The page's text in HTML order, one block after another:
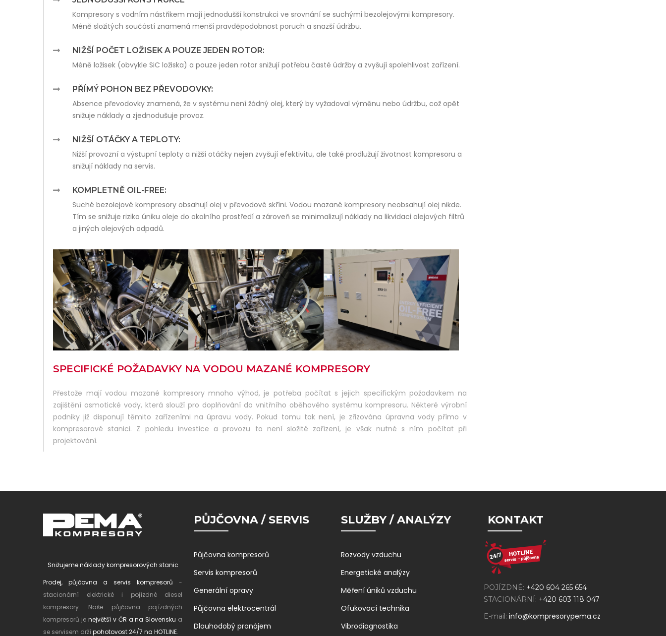
Kompresory s vodním nástřikem mají jednodušší konstrukci ve srovnání se suchými bezolejovými kompresory.
Méně složitých součástí znamená menší pravděpodobnost poruch a snazší údržbu.
NIŽŠÍ POČET LOŽISEK A POUZE JEDEN ROTOR:
Méně ložisek (obvykle SiC ložiska) a pouze jeden rotor snižují potřebu časté údržby a zvyšují spolehlivost zařízení.
PŘÍMÝ POHON BEZ PŘEVODOVKY:
Absence převodovky znamená, že v systému není žádný olej, který by vyžadoval výměnu nebo údržbu, což opět
snižuje náklady a zjednodušuje provoz.
NIŽŠÍ OTÁČKY A TEPLOTY:
Nižší provozní a výstupní teploty a nižší otáčky nejen zvyšují efektivitu, ale také prodlužují životnost kompresoru a
snižují náklady na servis.
KOMPLETNĚ OIL-FREE:
Suché bezolejové kompresory obsahují olej v převodové skříni. Vodou mazané kompresory neobsahují olej nikde.
Tím se snižuje riziko úniku oleje do okolního prostředí a zároveň se minimalizují náklady na likvidaci olejových filtrů
a jiných olejových odpadů.
SPECIFICKÉ POŽADAVKY NA VODOU MAZANÉ KOMPRESORY
Přestože mají vodou mazané kompresory mnoho výhod, je potřeba počítat s jejich specifickým požadavkem na
zajištění osmotické vody, která slouží pro doplňování do vnitřního oběhového systému kompresoru. Některé výrobní
podniky již disponují těmito zařízeními na úpravu vody. Pokud tomu tak není, je zřizována úpravna vody přímo v
kompresorové stanici. Z pohledu investice a provozu to není složité zařízení, je však nutné s ním počítat při
projektování.
Snižujeme náklady kompresorových stanic
Prodej, půjčovna a servis kompresorů -
stacionární elektrické i pojízdné diesel
kompresory. Naše půjčovna pojízdných
kompresorů je největší v ČR a na Slovensku a
se servisem držípohotovost 24/7 na HOTLINE.
PŮJČOVNA / SERVIS
Půjčovna kompresorů
Servis kompresorů
Generální opravy
Půjčovna elektrocentrál
Dlouhodobý pronájem
SLUŽBY / ANALÝZY
Rozvody vzduchu
Energetické analýzy
Měření úniků vzduchu
Ofukovací technika
Vibrodiagnostika
KONTAKT
POJÍZDNÉ: +420 604 265 654
STACIONÁRNÍ: +420 603 118 047
E-mail: info@kompresorypema.cz